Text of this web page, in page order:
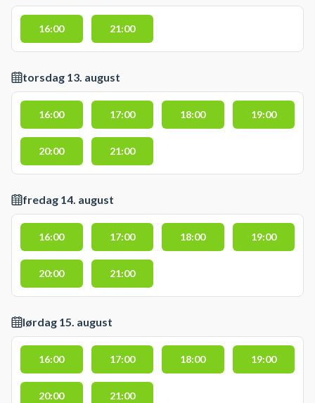
16:00 21:00
torsdag 13. august
16:00 17:00 18:00 19:00
20:00 21:00
fredag 14. august
16:00 17:00 18:00 19:00
20:00 21:00
lørdag 15. august
16:00 17:00 18:00 19:00
20:00 21:00